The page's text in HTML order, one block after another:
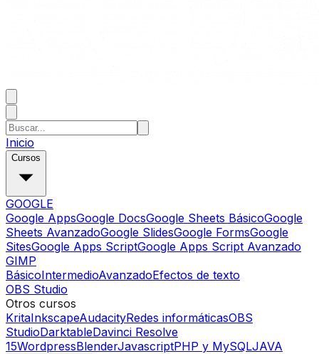
Inicio
Cursos
GOOGLE
Google AppsGoogle DocsGoogle Sheets BásicoGoogle
Sheets AvanzadoGoogle SlidesGoogle FormsGoogle
SitesGoogle Apps ScriptGoogle Apps Script Avanzado
GIMP
BásicoIntermedioAvanzadoEfectos de texto
OBS Studio
Otros cursos
KritaInkscapeAudacityRedes informáticasOBS
StudioDarktableDavinci Resolve
15WordpressBlenderJavascriptPHP y MySQLJAVA